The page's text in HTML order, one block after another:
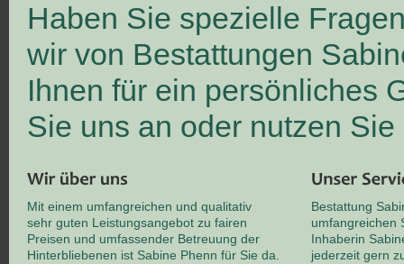
Haben Sie spezielle
wir von Bestattungen
Ihnen für ein persönliches
Sie uns an oder nutzen
Mit einem umfangreichen und qualitativ
sehr guten Leistungsangebot zu fairen
Preisen und umfassender Betreuung der
Hinterbliebenen ist Sabine Phenn für Sie da.
Bestattung
umfangreichen
Inhaberin
jederzeit gern